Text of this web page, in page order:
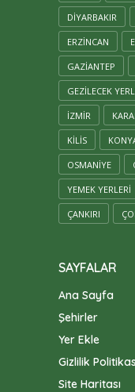
DIYARBAKIR
ERZINCAN
GAZIANTEP
GEZILECEK
IZMIR
KILIS
OSMANIYE
YEMEK YERLERI
ÇANKIRI
SAYFALAR
Ana Sayfa
Şehirler
Yer Ekle
Gizlilik
Site Haritası